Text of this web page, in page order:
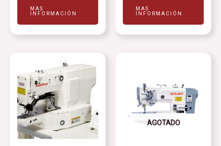
MAS
INFORMACIÓN
MAS
INFORMACIÓN
AGOTADO